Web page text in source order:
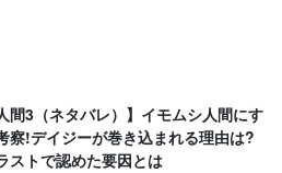
間3（ネタバレ）】イモムシ人間にす
察!デイジーが巻き込まれる理由は?
ストで認めた要因とは